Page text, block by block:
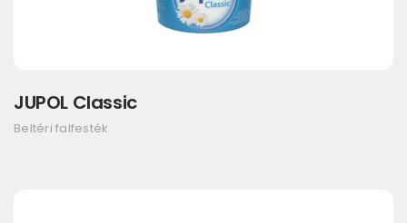
JUPOL Classic
Beltéri falfesték